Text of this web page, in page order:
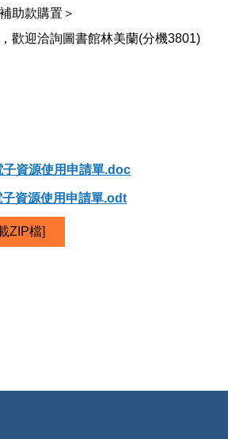
助款購置＞
歡迎洽詢圖書館林美蘭(分機3801)
子資源使用申請單.doc
資源使用申請單.odt
ZIP檔]